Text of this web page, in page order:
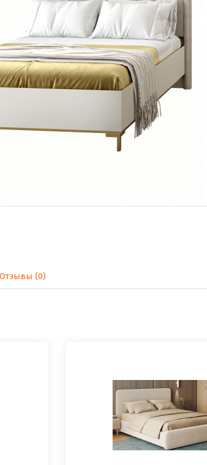
Отзывы (0)